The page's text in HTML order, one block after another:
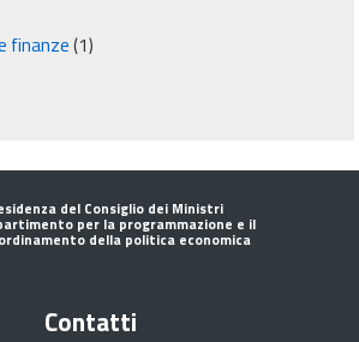
finanze(1)
del Consiglio dei Ministri
per la programmazione e il
della politica economica
Contatti